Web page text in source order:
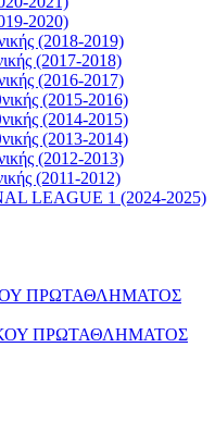
2020)
(2018-2019)
(2017-2018)
(2016-2017)
(2015-2016)
(2014-2015)
(2013-2014)
(2012-2013)
(2011-2012)
LEAGUE 1 (2024-2025)
ΠΡΩΤΑΘΛΗΜΑΤΟΣ
ΠΡΩΤΑΘΛΗΜΑΤΟΣ